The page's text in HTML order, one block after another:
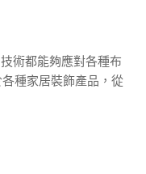
術都能夠應對各種布
種家居裝飾產品，從